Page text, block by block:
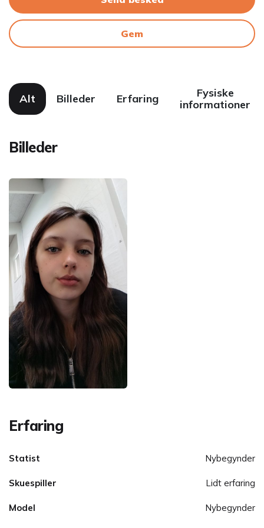
Gem
Alt Billeder Erfaring
Fysiske
informationer
Billeder
Erfaring
Statist Nybegynder
Skuespiller Lidt erfaring
Model Nybegynder